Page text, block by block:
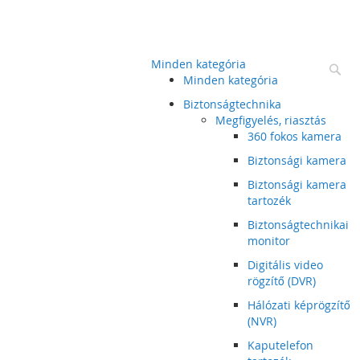
Minden kategória
Minden kategória
Biztonságtechnika
Megfigyelés, riasztás
360 fokos kamera
Biztonsági kamera
Biztonsági kamera
tartozék
Biztonságtechnikai
monitor
Digitális video
rögzítő (DVR)
Hálózati képrögzítő
(NVR)
Kaputelefon